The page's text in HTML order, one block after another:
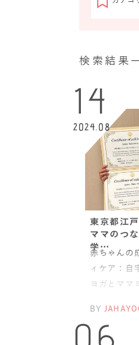
検索結果
14
2024.08
東京都江
ママのつ
学…
赤ちゃんの
ィケア：自
ヨガとママ
さんへこの
BY